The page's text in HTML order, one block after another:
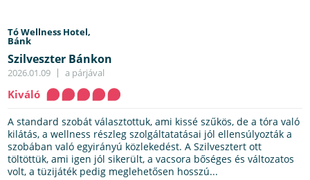
Tó Wellness Hotel,
Bánk
Szilveszter Bánkon
2026.01.09 a párjával
Kiváló
A standard szobát választottuk, ami kissé szűkös, de a tóra való
kilátás, a wellness részleg szolgáltatatásai jól ellensúlyozták a
szobában való egyirányú közlekedést. A Szilvesztert ott
töltöttük, ami igen jól sikerült, a vacsora bőséges és változatos
volt, a tüzijáték pedig meglehetősen hosszú...